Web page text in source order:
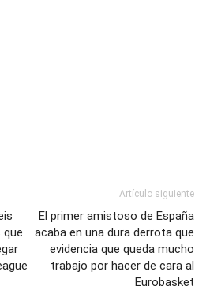
que
Artículo siguiente
El primer amistoso de España
acaba en una dura derrota que
evidencia que queda mucho
trabajo por hacer de cara al
Eurobasket